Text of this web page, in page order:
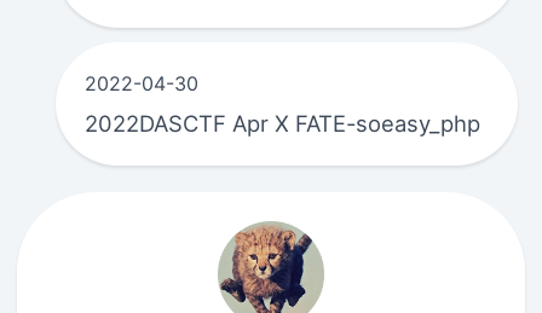
2022-04-30
2022DASCTF Apr X FATE-soeasy_php